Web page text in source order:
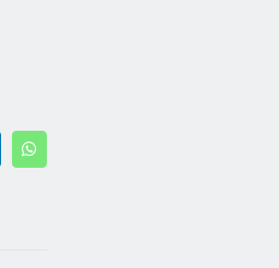
WhatsApp